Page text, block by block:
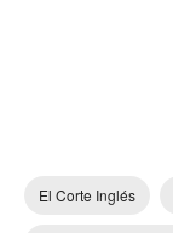
El Corte Inglés